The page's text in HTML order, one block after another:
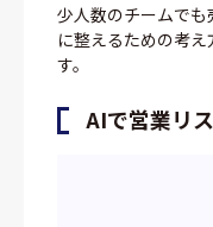
少人数のチームで
に整えるための考
す。
AIで営業リ